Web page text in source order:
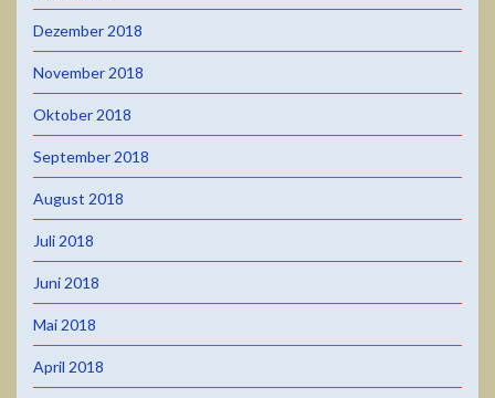
Dezember 2018
November 2018
Oktober 2018
September 2018
August 2018
Juli 2018
Juni 2018
Mai 2018
April 2018